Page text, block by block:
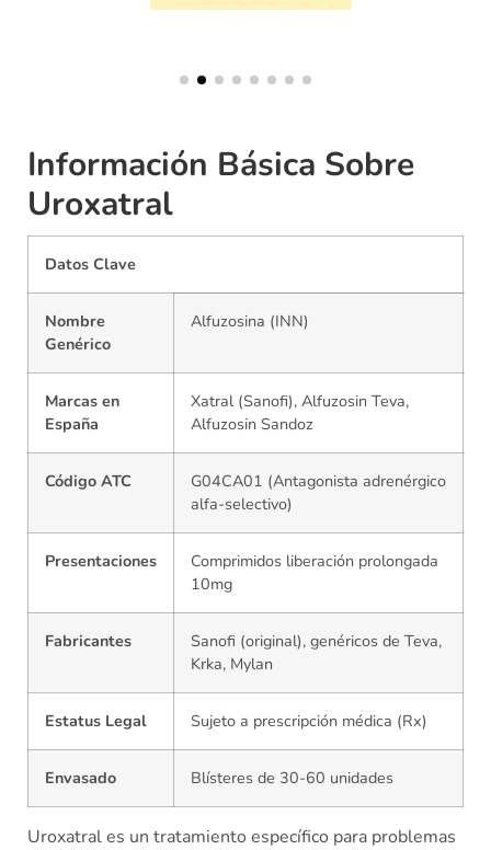
Información Básica Sobre
Uroxatral
Datos Clave
Nombre
Genérico
Alfuzosina (INN)
Marcas en
España
Xatral (Sanofi), Alfuzosin Teva,
Alfuzosin Sandoz
Código ATC
G04CA01 (Antagonista adrenérgico
alfa-selectivo)
Presentaciones
Comprimidos liberación prolongada
10mg
Fabricantes
Sanofi (original), genéricos de Teva,
Krka, Mylan
Estatus Legal Sujeto a prescripción médica (Rx)
Envasado Blísteres de 30-60 unidades
Uroxatral es un tratamiento específico para problemas